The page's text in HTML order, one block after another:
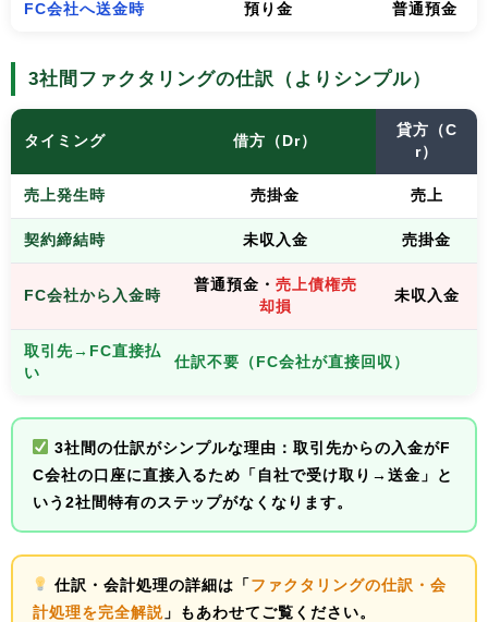
FC会社へ送金時 預り金 普通預金
3社間ファクタリングの仕訳（よりシンプル）
タイミング 借方（Dr）
貸方（C
r）
売上発生時 売掛金 売上
契約締結時 未収入金 売掛金
FC会社から入金時
普通預金・ 売上債権売
却損
未収入金
取引先→FC直接払
い
仕訳不要（FC会社が直接回収）
3社間の仕訳がシンプルな理由：取引先からの入金がF
C会社の口座に直接入るため「自社で受け取り→送金」と
いう2社間特有のステップがなくなります。
仕訳・会計処理の詳細は「ファクタリングの仕訳・会
計処理を完全解説 」もあわせてご覧ください。